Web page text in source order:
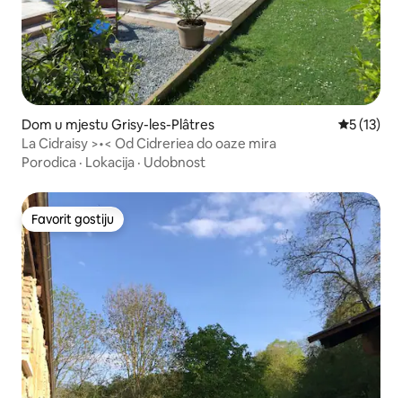
Dom u mjestu Grisy-les-Plâtres Prosječna
5 (13)
La Cidraisy >•< Od Cidreriea do oaze mira
Porodica · Lokacija · Udobnost
Favorit gostiju
Favorit gostiju